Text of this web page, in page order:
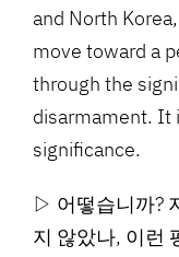
and North
move toward a
through the
disarmament. It
significance.
▷ 어떻습니까?
지 않았나, 이런